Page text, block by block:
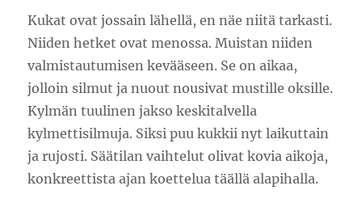
Kukat ovat jossain lähellä, en näe niitä tarkasti.
Niiden hetket ovat menossa. Muistan niiden
valmistautumisen kevääseen. Se on aikaa,
jolloin silmut ja nuout nousivat mustille oksille.
Kylmän tuulinen jakso keskitalvella
kylmettisilmuja. Siksi puu kukkii nyt laikuttain
ja rujosti. Säätilan vaihtelut olivat kovia aikoja,
konkreettista ajan koettelua täällä alapihalla.